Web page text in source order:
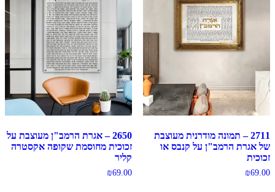
2711 – תמונה מודרנית מעוצבת
של אגרת הרמב"ן על קנבס או
זכוכית
₪69.00
2650 – אגרת הרמב"ן מעוצבת על
זכוכית מחוסמת שקופה אקסטרה
קליר
₪69.00